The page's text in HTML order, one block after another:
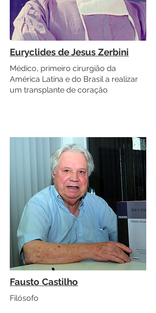
Euryclides de Jesus Zerbini
Médico, primeiro cirurgião da
América Latina e do Brasil a realizar
um transplante de coração
Fausto Castilho
Filósofo